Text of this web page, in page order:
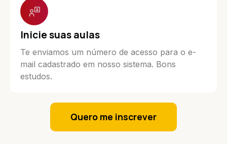
Inicie suas aulas
Te enviamos um número de acesso para o e-
mail cadastrado em nosso sistema. Bons
estudos.
Quero me inscrever